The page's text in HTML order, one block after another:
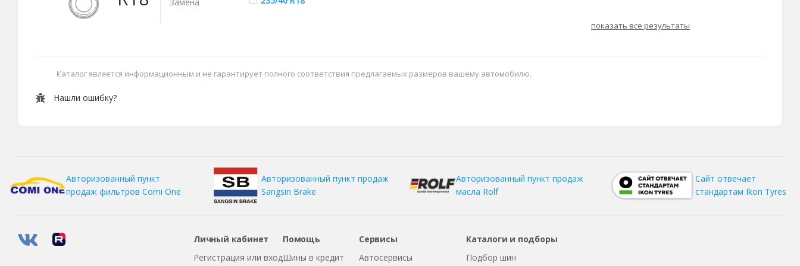
показать все результаты
Каталог является информационным и не гарантирует полного соответствия предлагаемых размеров вашему автомобилю.
Нашли ошибку?
Авторизованный пункт
продаж фильтров Comi One
Авторизованный пункт продаж
Sangsin Brake
Авторизованный пункт продаж
масла Rolf
Сайт отвечает
стандартам Ikon Tyres
Личный кабинет
Регистрация или вход
Помощь
Шины в кредит
Сервисы
Автосервисы
Каталоги и подборы
Подбор шин